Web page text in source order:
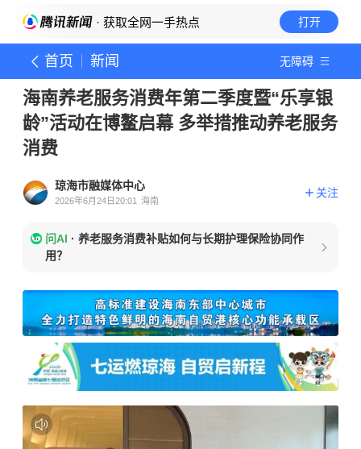
· 获取全网一手热点 打开
首页 新闻 无障碍
海南养老服务消费年第二季度暨“乐享银
龄”活动在博鳌启幕 多举措推动养老服务
消费
琼海市融媒体中心
2026年6月24日20:01 海南
关注
问AI · 养老服务消费补贴如何与长期护理保险协同作
用？